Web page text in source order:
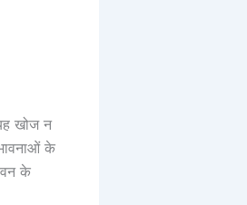
खोज न
के
के